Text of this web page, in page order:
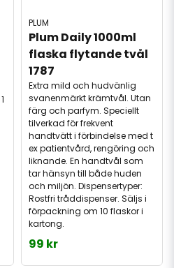
PLUM
Plum Daily 1000ml
flaska flytande tvål
1787
Extra mild och hudvänlig
svanenmärkt krämtvål. Utan
färg och parfym. Speciellt
tilverkad för frekvent
handtvätt i förbindelse med t
ex patientvård, rengöring och
liknande. En handtvål som
tar hänsyn till både huden
och miljön. Dispensertyper:
Rostfri tråddispenser. Säljs i
förpackning om 10 flaskor i
kartong.
99 kr